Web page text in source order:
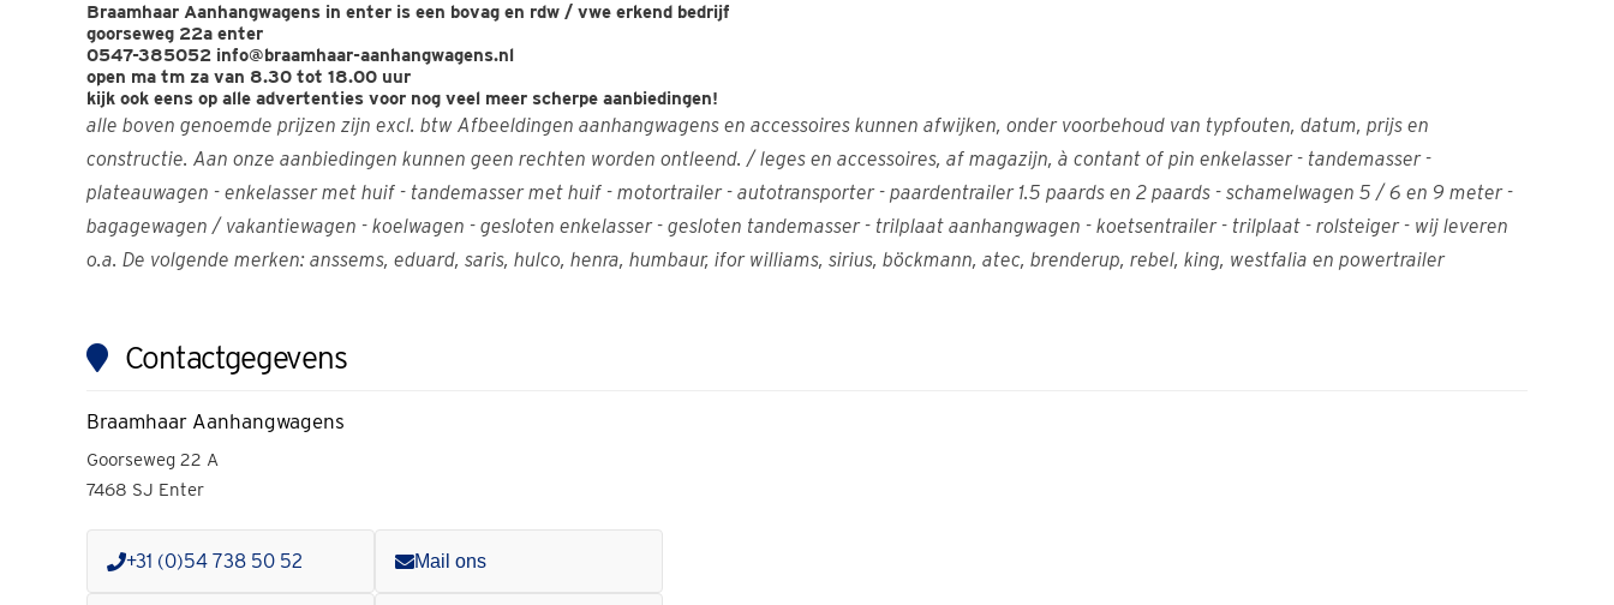
Braamhaar Aanhangwagens in enter is een bovag en rdw / vwe erkend bedrijf
goorseweg 22a enter
0547-385052 info@braamhaar-aanhangwagens.nl
open ma tm za van 8.30 tot 18.00 uur
kijk ook eens op alle advertenties voor nog veel meer scherpe aanbiedingen!
alle boven genoemde prijzen zijn excl. btw Afbeeldingen aanhangwagens en accessoires kunnen afwijken, onder voorbehoud van typfouten, datum, prijs en
constructie. Aan onze aanbiedingen kunnen geen rechten worden ontleend. / leges en accessoires, af magazijn, à contant of pin enkelasser - tandemasser -
plateauwagen - enkelasser met huif - tandemasser met huif - motortrailer - autotransporter - paardentrailer 1.5 paards en 2 paards - schamelwagen 5 / 6 en 9 meter -
bagagewagen / vakantiewagen - koelwagen - gesloten enkelasser - gesloten tandemasser - trilplaat aanhangwagen - koetsentrailer - trilplaat - rolsteiger - wij leveren
o.a. De volgende merken: anssems, eduard, saris, hulco, henra, humbaur, ifor williams, sirius, böckmann, atec, brenderup, rebel, king, westfalia en powertrailer
Contactgegevens
Braamhaar Aanhangwagens
Goorseweg 22 A
7468 SJ Enter
+31 (0)54 738 50 52 Mail ons